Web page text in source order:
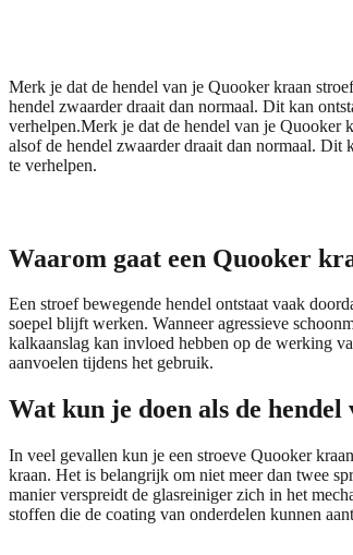
Merk je dat de hendel van je Quooker kraan
hendel zwaarder draait dan normaal. Dit kan
verhelpen.Merk je dat de hendel van je Quooker
alsof de hendel zwaarder draait dan normaal. Dit
te verhelpen.
Waarom gaat een Quooker
Een stroef bewegende hendel ontstaat vaak
soepel blijft werken. Wanneer agressieve
kalkaanslag kan invloed hebben op de werking
aanvoelen tijdens het gebruik.
Wat kun je doen als de
In veel gevallen kun je een stroeve Quooker
kraan. Het is belangrijk om niet meer dan twee
manier verspreidt de glasreiniger zich in het
stoffen die de coating van onderdelen kunnen